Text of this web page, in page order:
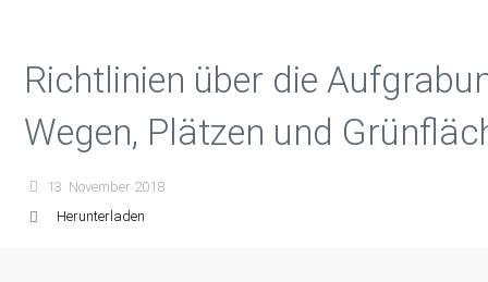
Richtlinien über die
Wegen, Plätzen und
13. November 2018
Herunterladen